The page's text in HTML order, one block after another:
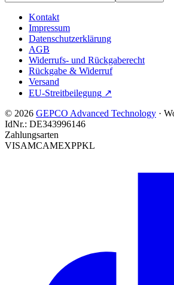
Kontakt
Impressum
Datenschutzerklärung
AGB
Widerrufs- und Rückgaberecht
Rückgabe & Widerruf
Versand
EU-Streitbeilegung ↗
© 2026 GEPCO Advanced Technology ·
IdNr.: DE343996146
Zahlungsarten
VISAMCAMEXPPKL